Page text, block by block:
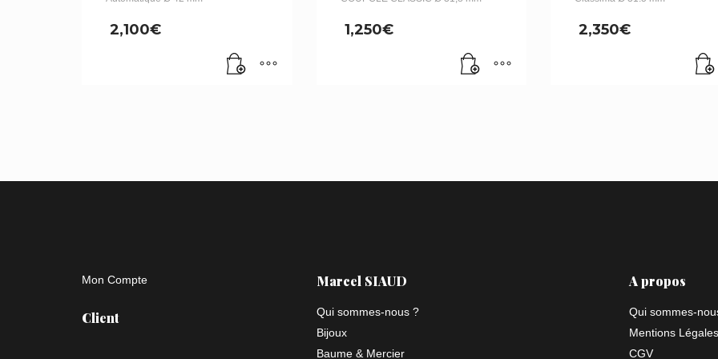
2,100€ 1,250€ 2,350€
Mon Compte
Client
Marcel SIAUD
Qui sommes-nous ?
Bijoux
Baume & Mercier
A propos
Qui sommes-
Mentions Légales
CGV